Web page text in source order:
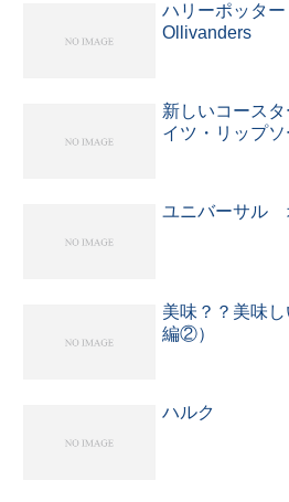
ハリーポッタ
Ollivanders
新しいコース
イツ・リップ
ユニバーサル
美味？？美味
編②）
ハルク